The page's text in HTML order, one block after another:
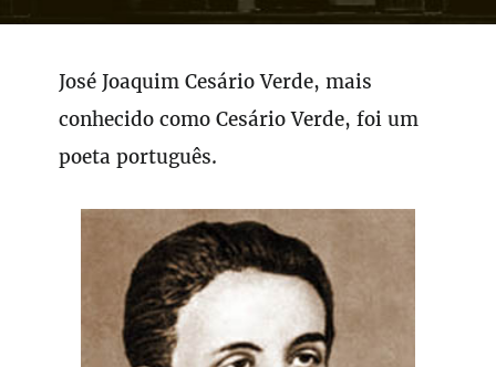
José Joaquim Cesário Verde, mais
conhecido como Cesário Verde, foi um
poeta português.